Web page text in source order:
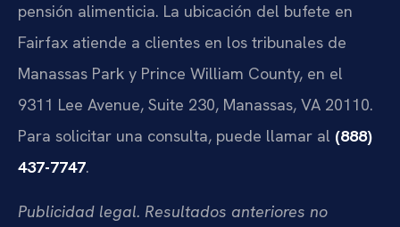
pensión alimenticia. La ubicación del bufete en
Fairfax atiende a clientes en los tribunales de
Manassas Park y Prince William County, en el
9311 Lee Avenue, Suite 230, Manassas, VA 20110.
Para solicitar una consulta, puede llamar al (888)
437-7747.
Publicidad legal. Resultados anteriores no